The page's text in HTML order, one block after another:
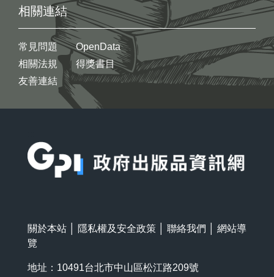
相關連結
常見問題
相關法規
友善連結
OpenData
得獎書目
關於本站 隱私權及安全政策 聯絡我們
網站導
覽
地址：10491台北市中山區松江路209號